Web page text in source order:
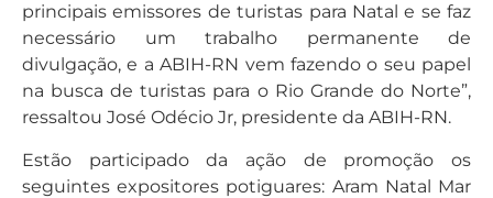
principais emissores de turistas para Natal e se faz
necessário um trabalho permanente de
divulgação, e a ABIH-RN vem fazendo o seu papel
na busca de turistas para o Rio Grande do Norte”,
ressaltou José Odécio Jr, presidente da ABIH-RN.
Estão participado da ação de promoção os
seguintes expositores potiguares: Aram Natal Mar